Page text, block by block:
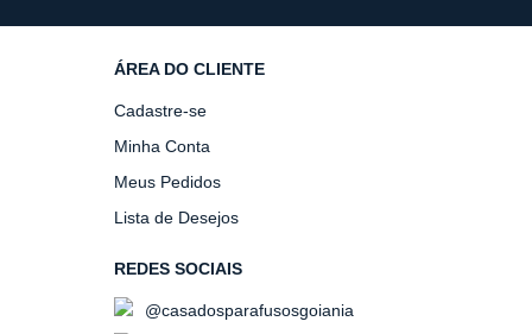
ÁREA DO CLIENTE
Cadastre-se
Minha Conta
Meus Pedidos
Lista de Desejos
REDES SOCIAIS
@casadosparafusosgoiania